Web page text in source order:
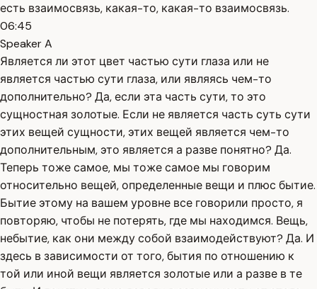
есть взаимосвязь, какая-то, какая-то взаимосвязь.
06:45
Speaker A
Является ли этот цвет частью сути глаза или не
является частью сути глаза, или являясь чем-то
дополнительно? Да, если эта часть сути, то это
сущностная золотые. Если не является часть суть сути
этих вещей сущности, этих вещей является чем-то
дополнительным, это является а разве понятно? Да.
Теперь тоже самое, мы тоже самое мы говорим
относительно вещей, определенные вещи и плюс бытие.
Бытие этому на вашем уровне все говорили просто, я
повторяю, чтобы не потерять, где мы находимся. Вещь,
небытие, как они между собой взаимодействуют? Да. И
здесь в зависимости от того, бытия по отношению к
той или иной вещи является золотые или а разве в те